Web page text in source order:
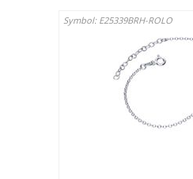
Symbol: E25339BRH-ROLO